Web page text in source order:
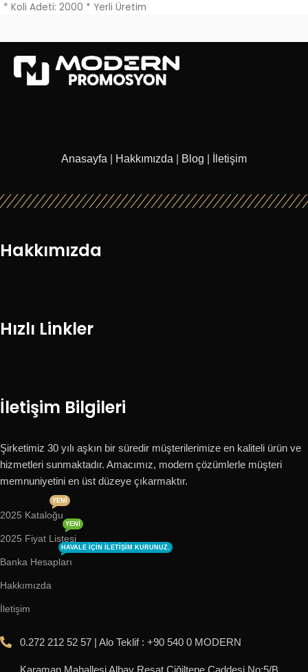
* Koli Adeti: 2000 * Yerli Üretim
Anasayfa Hakkımızda Blog İletişim
Hakkımızda
Hızlı Linkler
İletişim Bilgileri
Şirketimiz 30 yılı aşkın bir süredir müşterilerimize en kaliteli ürün ve
hizmetleri sunmaktadır. Amacımız, modern çözümlerle müşteri
memnuniyetini en üst düzeye çıkarmaktır.
2025 Kataloğu
YENI
2025 Fiyat Listesi
YENI
Banka Hesapları
HAVALE IÇIN ILETIŞIM KURUNUZ.
Hakkımızda
İletişim
0.272 212 52 57 | Alo Teklif : +90 540 0 MODERN
Karaman Mahallesi Albay Reşat Çiğiltepe Caddesi No:5/B